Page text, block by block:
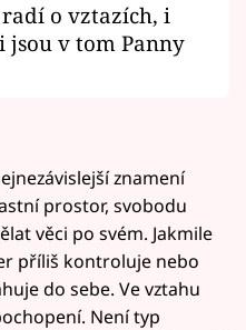
o vztazích, i
jsou v tom Panny
znamení
prostor, svobodu
věci po svém. Jakmile
příliš kontroluje nebo
do sebe. Ve vztahu
Není typ